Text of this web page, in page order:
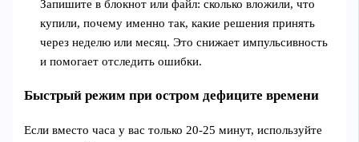
Запишите в блокнот или файл: сколько вложили, что
купили, почему именно так, какие решения принять
через неделю или месяц. Это снижает импульсивность
и помогает отследить ошибки.
Быстрый режим при остром дефиците времени
Если вместо часа у вас только 20-25 минут, используйте